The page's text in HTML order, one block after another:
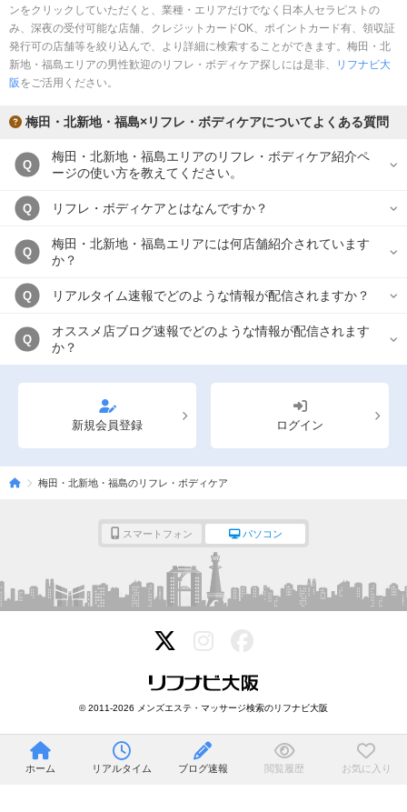
ンをクリックしていただくと、業種・エリアだけでなく日本人セラピストの
み、深夜の受付可能な店舗、クレジットカードOK、ポイントカード有、領収証
発行可の店舗等を絞り込んで、より詳細に検索することができます。梅田・北
新地・福島エリアの男性歓迎のリフレ・ボディケア探しには是非、
リフナビ大
阪 をご活用ください。
梅田・北新地・福島×リフレ・ボディケアについてよくある質問
Q
梅田・北新地・福島エリアのリフレ・ボディケア紹介ペ
ージの使い方を教えてください。
Q リフレ・ボディケアとはなんですか？
Q
梅田・北新地・福島エリアには何店舗紹介されています
か？
Q リアルタイム速報でどのような情報が配信されますか？
Q
オススメ店ブログ速報でどのような情報が配信されます
か？
新規会員登録 ログイン
梅田・北新地・福島のリフレ・ボディケア
スマートフォン パソコン
© 2011-2026 メンズエステ・マッサージ検索のリフナビ大阪
ホーム リアルタイム ブログ速報 閲覧履歴 お気に入り